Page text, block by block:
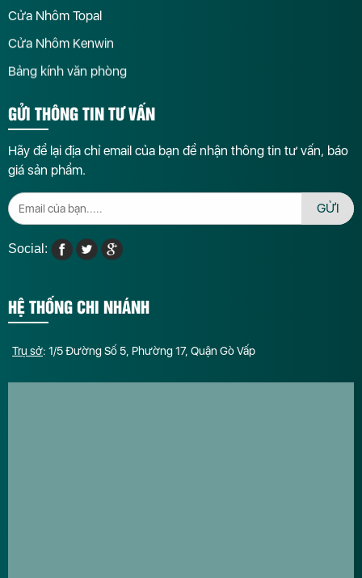
Cửa Nhôm Topal
Cửa Nhôm Kenwin
Bảng kính văn phòng
GỬI THÔNG TIN TƯ VẤN
Hãy để lại địa chỉ email của bạn để nhận thông tin tư vấn, báo
giá sản phẩm.
GỬI
Social:
HỆ THỐNG CHI NHÁNH
Trụ sở: 1/5 Đường Số 5, Phường 17, Quận Gò Vấp